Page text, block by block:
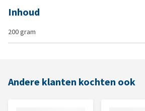
Inhoud
200 gram
Andere klanten kochten ook